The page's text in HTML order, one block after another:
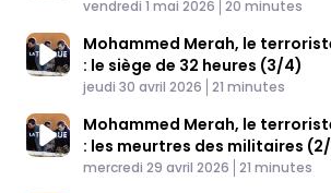
Published At
vendredi 1 mai 2026 Time
20 minutes
Mohammed Merah, le
: le siège de 32 heures (3/4)
Published At
jeudi 30 avril 2026 Time
21 minutes
Mohammed Merah, le
: les meurtres des militaires
Published At
mercredi 29 avril 2026 Time
21 minutes